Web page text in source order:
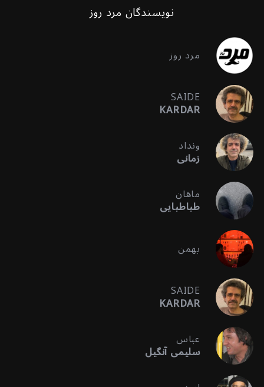
نویسندگان مرد روز
مرد روز
SAIDE
KARDAR
ونداد
زمانی
ماهان
طباطبایی
بهمن
SAIDE
KARDAR
عباس
سلیمی آنگیل